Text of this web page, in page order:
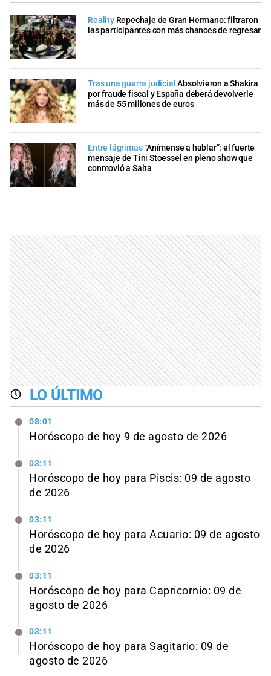
Reality Repechaje de Gran Hermano: filtraron
las participantes con más chances de regresar
Tras una guerra judicialAbsolvieron a Shakira
por fraude fiscal y España deberá devolverle
más de 55 millones de euros
Entre lágrimas“Anímense a hablar”: el fuerte
mensaje de Tini Stoessel en pleno show que
conmovió a Salta
LO ÚLTIMO
08:01
Horóscopo de hoy 9 de agosto de 2026
03:11
Horóscopo de hoy para Piscis: 09 de agosto
de 2026
03:11
Horóscopo de hoy para Acuario: 09 de agosto
de 2026
03:11
Horóscopo de hoy para Capricornio: 09 de
agosto de 2026
03:11
Horóscopo de hoy para Sagitario: 09 de
agosto de 2026